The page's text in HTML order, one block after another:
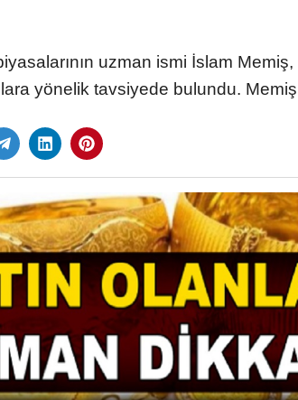
uzman ismi İslam
yönelik tavsiyede bulundu.